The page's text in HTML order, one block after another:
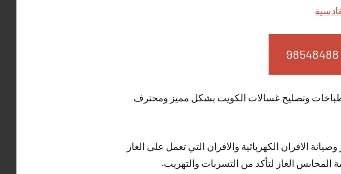
طباخات وتصليح غسالات الكويت بشكل مميز ومحترف
الافران الكهربائية والافران التي تعمل على الغاز
المحابس الغاز لتأكد من التسربات والتهريب.